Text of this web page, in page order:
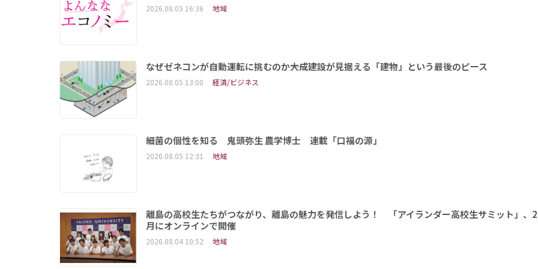
2026.08.05 16:36 地域
なぜゼネコンが自動運転に挑むのか――大成建設が見据える「建物」という最後のピース
2026.08.05 13:00 経済/ビジネス
細菌の個性を知る 鬼頭弥生 農学博士 連載「口福の源」
2026.08.05 12:31 地域
離島の高校生たちがつながり、離島の魅力を発信しよう！ 「アイランダー高校生サミット」、
月にオンラインで開催
2026.08.04 10:52 地域